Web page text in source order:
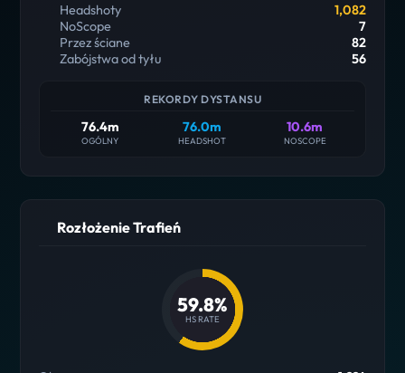
Headshoty
1,082
NoScope
7
Przez ściane
82
Zabójstwa od tyłu
56
REKORDY DYSTANSU
76.4m
OGÓLNY
76.0m
HEADSHOT
10.6m
NOSCOPE
Rozłożenie Trafień
59.8%
HS RATE